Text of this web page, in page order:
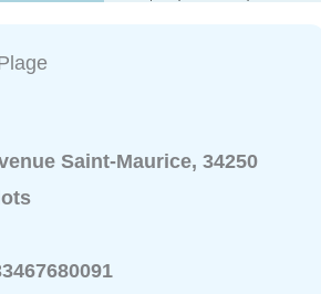
Saint-Maurice, 34250